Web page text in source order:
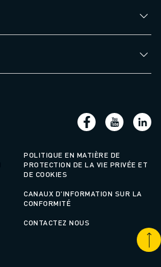
POLITIQUE EN MATIÈRE DE
PROTECTION DE LA VIE PRIVÉE ET
DE COOKIES
CANAUX D'INFORMATION SUR LA
CONFORMITÉ
CONTACTEZ NOUS